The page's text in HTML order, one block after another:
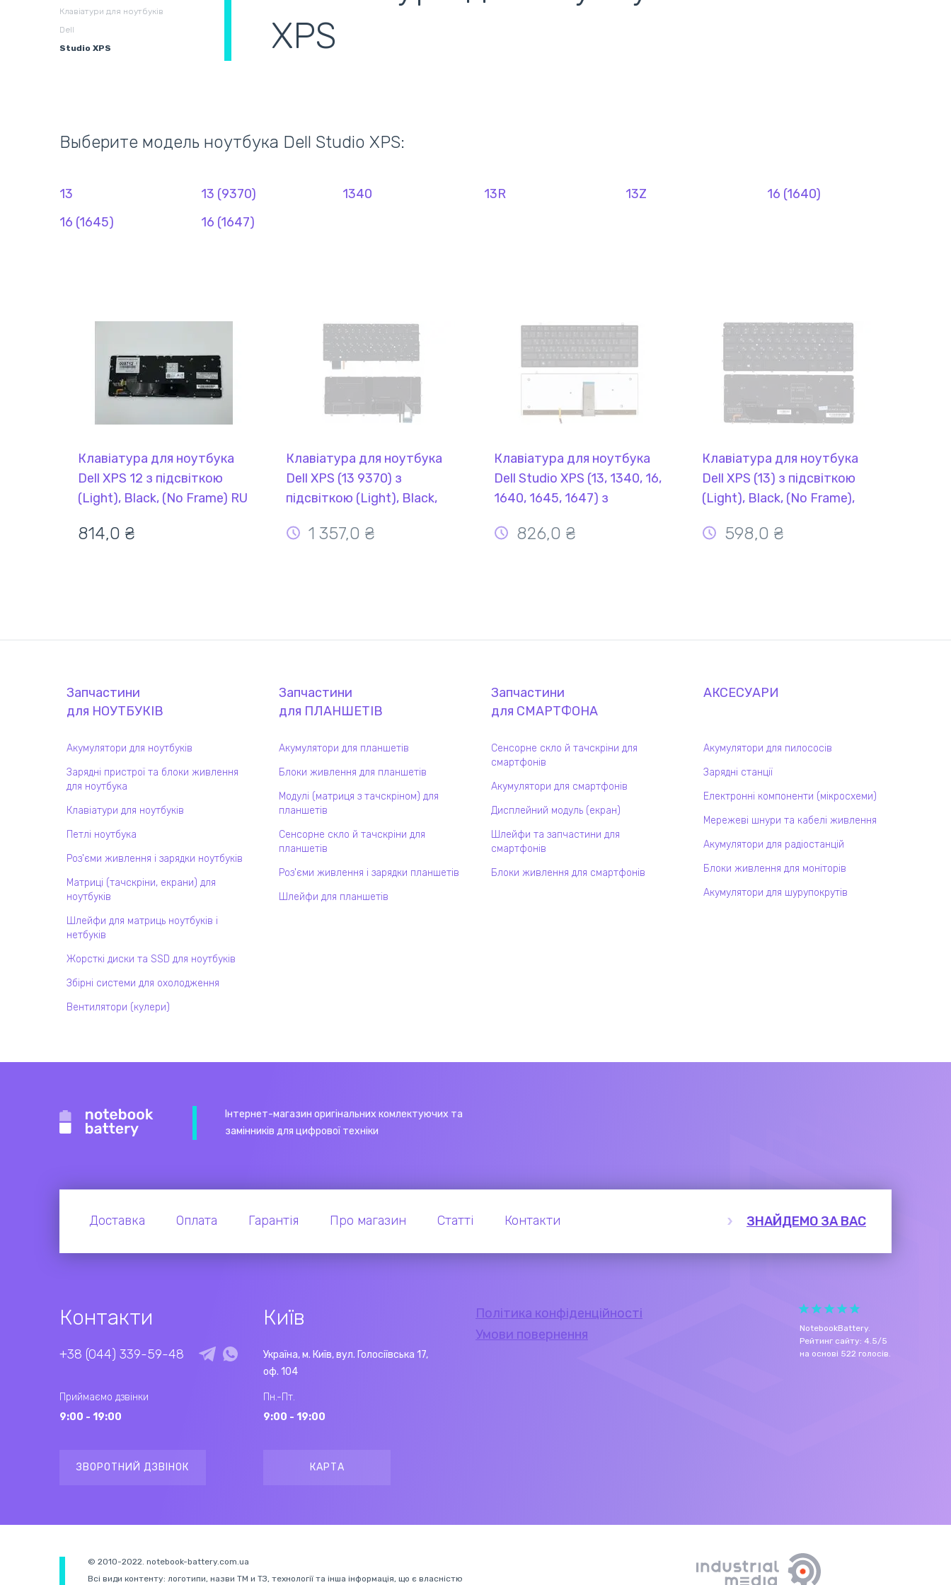
охолодження
Вентилятори
(кулери)
Клавіатури для ноутбуків
Dell
Studio XPS
XPS
Выберите модель ноутбука Dell Studio XPS:
13 13 (9370) 1340 13R 13Z
16 (1640)
16 (1645)
16 (1647)
Клавіатура для ноутбука
Dell XPS 12 з підсвіткою
(Light), Black, (No Frame) RU
814,0 ₴
Клавіатура для ноутбука
Dell XPS (13 9370) з
підсвіткою (Light), Black,
1 357,0 ₴
Клавіатура для ноутбука
Dell Studio XPS (13, 1340, 16,
1640, 1645, 1647) з
826,0 ₴
Клавіатура для ноутбука
Dell XPS (13) з підсвіткою
(Light), Black, (No Frame),
598,0 ₴
Запчастини
для НОУТБУКІВ
Акумулятори для ноутбуків
Зарядні пристрої та блоки живлення
для ноутбука
Клавіатури для ноутбуків
Петлі ноутбука
Роз'єми живлення і зарядки ноутбуків
Матриці (тачскріни, екрани) для
ноутбуків
Шлейфи для матриць ноутбуків і
нетбуків
Жорсткі диски та SSD для ноутбуків
Збірні системи для охолодження
Вентилятори (кулери)
Запчастини
для ПЛАНШЕТІВ
Акумулятори для планшетів
Блоки живлення для планшетів
Модулі (матриця з тачскріном) для
планшетів
Сенсорне скло й тачскріни для
планшетів
Роз'єми живлення і зарядки планшетів
Шлейфи для планшетів
Запчастини
для СМАРТФОНА
Сенсорне скло й тачскріни для
смартфонів
Акумулятори для смартфонів
Дисплейний модуль (екран)
Шлейфи та запчастини для
смартфонів
Блоки живлення для смартфонів
АКСЕСУАРИ
Акумулятори для пилососів
Зарядні станції
Електронні компоненти (мікросхеми)
Мережеві шнури та кабелі живлення
Акумулятори для радіостанцій
Блоки живлення для моніторів
Акумулятори для шурупокрутів
Інтернет-магазин оригінальних комлектуючих та
замінників для цифрової техніки
Доставка Оплата Гарантія Про магазин Статті Контакти ЗНАЙДЕМО ЗА ВАС
Контакти
+38 (044) 339-59-48
Приймаємо дзвінки
9:00 - 19:00
ЗВОРОТНИЙ ДЗВІНОК
Київ
Україна, м. Київ, вул. Голосіївська 17,
оф. 104
Пн.-Пт.
9:00 - 19:00
КАРТА
Політика конфіденційності
Умови повернення
NotebookBattery.
Рейтинг сайту: 4.5/5
на основі 522 голосів.
© 2010-2022. notebook-battery.com.ua
Всі види контенту: логотипи, назви ТМ и ТЗ, технології та інша інформація, що є власністю